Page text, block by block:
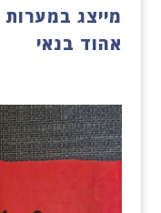
מייצג במערות
אהוד בנאי